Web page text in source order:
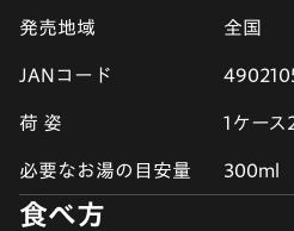
発売地域 全国
JANコード
荷 姿 1ケース
必要なお湯の目安量 300ml
食べ方